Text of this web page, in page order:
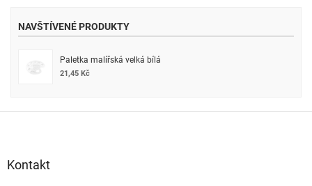
NAVŠTÍVENÉ PRODUKTY
Paletka malířská velká bílá
21,45 Kč
Kontakt